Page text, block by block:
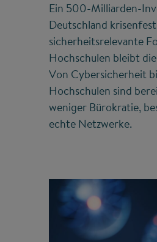
Ein 500-Milliarden-
Deutschland
sicherheitsrelevante
Hochschulen bleibt
Von Cybersicherheit
Hochschulen sind
weniger Bürokratie,
echte Netzwerke.